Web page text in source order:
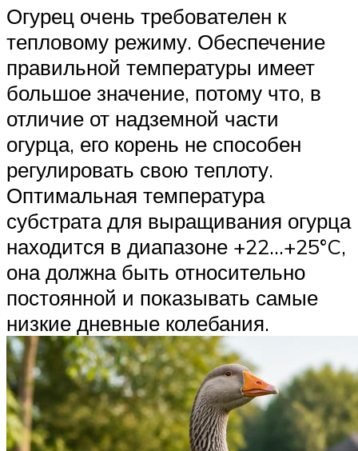
Огурец очень требователен к
тепловому режиму. Обеспечение
правильной температуры имеет
большое значение, потому что, в
отличие от надземной части
огурца, его корень не способен
регулировать свою теплоту.
Оптимальная температура
субстрата для выращивания огурца
находится в диапазоне +22…+25°C,
она должна быть относительно
постоянной и показывать самые
низкие дневные колебания.